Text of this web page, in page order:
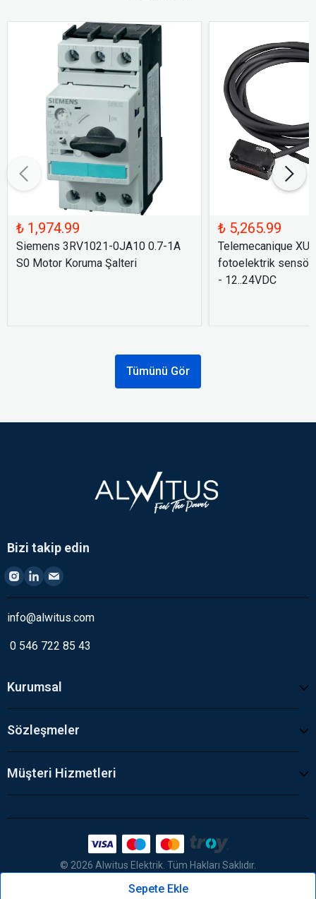
Sepete Ekle
₺ 1,974.99
Siemens 3RV1021-0JA10 0.7-1A
S0 Motor Koruma Şalteri
₺ 5,265.99
Telemecanique
fotoelektrik sensör
- 12..24VDC
Tümünü Gör
Bizi takip edin
info@alwitus.com
0 546 722 85 43
Kurumsal
Sözleşmeler
Müşteri Hizmetleri
© 2026 Alwitus Elektrik. Tüm Hakları Saklıdır.